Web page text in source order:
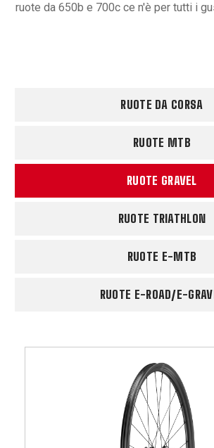
ruote da 650b e 700c ce n'è per tutti i
RUOTE DA CORSA
RUOTE MTB
RUOTE GRAVEL
RUOTE TRIATHLON
RUOTE E-MTB
RUOTE E-ROAD/E-